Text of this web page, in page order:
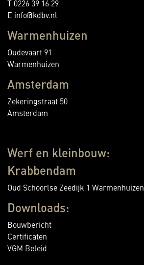
T 0226 39 16 29
E info@kdbv.nl
Warmenhuizen
Oudevaart 91
Warmenhuizen
Amsterdam
Zekeringstraat 50
Amsterdam
Werf en kleinbouw:
Krabbendam
Oud Schoorlse Zeedijk 1 Warmenhuizen
Downloads:
Bouwbericht
Certificaten
VGM Beleid